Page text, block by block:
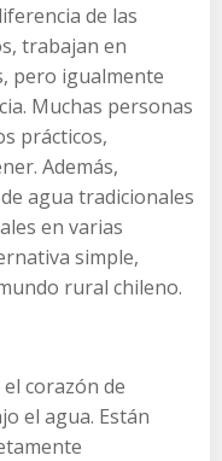
de las
trabajan en
pero igualmente
Muchas personas
prácticos,
Además,
agua tradicionales
en varias
simple,
rural chileno.
corazón de
el agua. Están